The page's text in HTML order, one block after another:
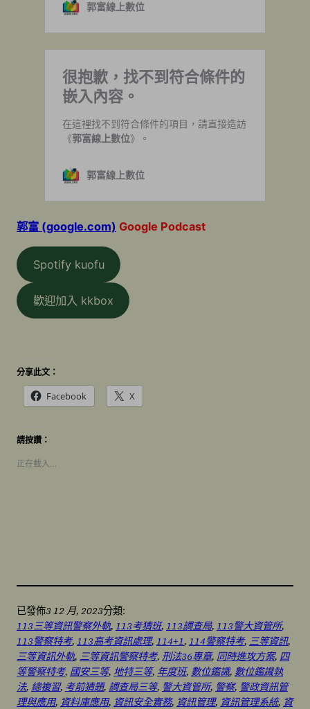
郭富 (google.com) Google Podcast
Spotify kuofu
歡迎加入 kkbox
分享此文：
Facebook X
請按讚：
正在載入…
已發佈3 12 月, 2023分類:
113三等資訊警察外軌, 113考猜班, 113調查局, 113警大資管所
113警察特考, 113高考資訊處理, 114+1, 114警察特考, 三等資訊
三等資訊外軌, 三等資訊警察特考, 刑法36專章, 同時進攻方案, 四
等警察特考, 國安三等, 地特三等, 年度班, 數位鑑識, 數位鑑識執
法, 總複習, 考前猜題, 調查局三等, 警大資管所, 警察, 警政資訊管
理與應用, 資料庫應用, 資訊安全實務, 資訊管理, 資訊管理系統, 資